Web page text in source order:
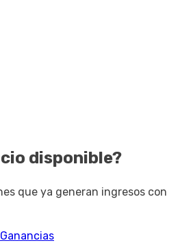
disponible?
que ya generan ingresos con